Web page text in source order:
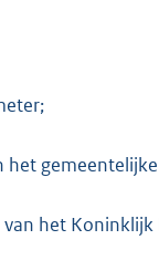
het
het Koninklijk